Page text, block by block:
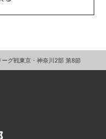
グ戦東京・神奈川2部 第8節